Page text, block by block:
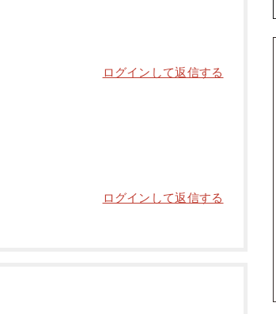
ログインして返信する
ログインして返信する